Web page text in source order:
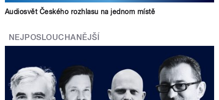
Audiosvět Českého rozhlasu na jednom místě
NEJPOSLOUCHANĚJŠÍ